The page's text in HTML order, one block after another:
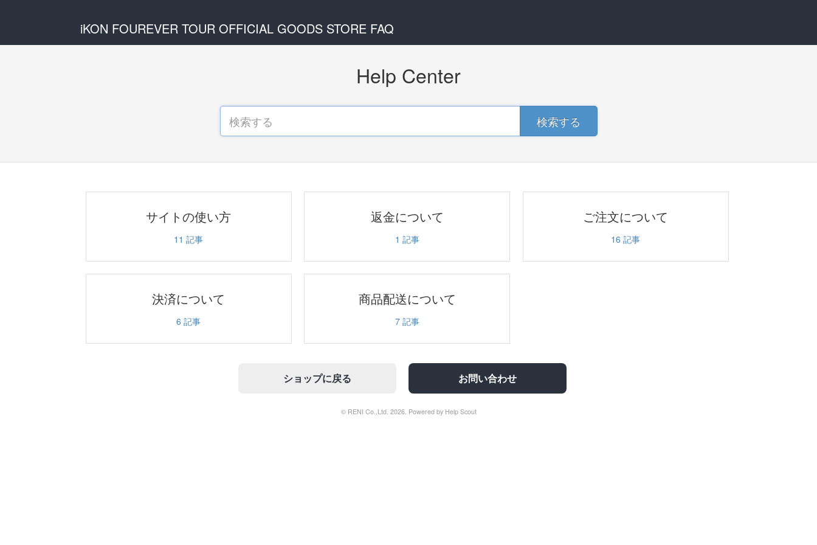
iKON FOUREVER TOUR OFFICIAL GOODS STORE FAQ
Help Center
検索する
サイトの使い方
11 記事
返金について
1 記事
ご注文について
16 記事
決済について
6 記事
商品配送について
7記事
お問い合わせ
ショップに戻る
© RENI Co.,Ltd. 2026. Powered by Help Scout